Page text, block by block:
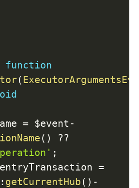
function
(
= $event -
( )
??
;
=
getCurrentHub ( ) -